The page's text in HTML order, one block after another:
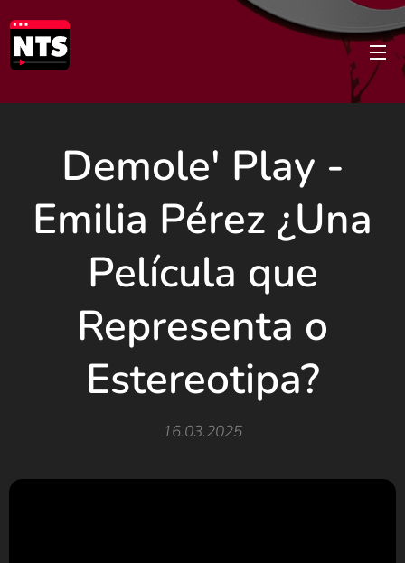
Demole' Play -
Emilia Pérez ¿Una
Película que
Representa o
Estereotipa?
16.03.2025